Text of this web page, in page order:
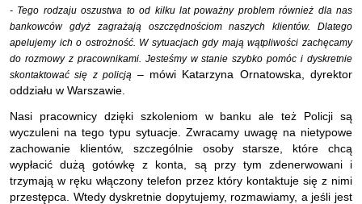
- Tego rodzaju oszustwa to od kilku lat poważny problem również dla nas
bankowców gdyż zagrażają oszczędnościom naszych klientów. Dlatego
apelujemy ich o ostrożność. W sytuacjach gdy mają wątpliwości zachęcamy
do rozmowy z pracownikami. Jesteśmy w stanie szybko pomóc i dyskretnie
skontaktować się z policją – mówi Katarzyna Ornatowska, dyrektor
oddziału w Warszawie.
Nasi pracownicy dzięki szkoleniom w banku ale też Policji są
wyczuleni na tego typu sytuacje. Zwracamy uwagę na nietypowe
zachowanie klientów, szczególnie osoby starsze, które chcą
wypłacić dużą gotówkę z konta, są przy tym zdenerwowani i
trzymają w ręku włączony telefon przez który kontaktuje się z nimi
przestępca. Wtedy dyskretnie dopytujemy, rozmawiamy, a jeśli jest